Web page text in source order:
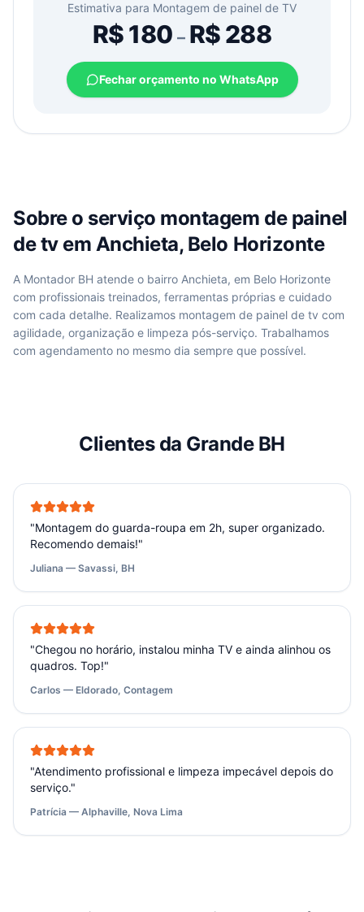
Estimativa para Montagem de painel de TV
R$180 –R$288
Fechar orçamento no WhatsApp
Sobre o serviço montagem de painel
de tvem Anchieta, Belo Horizonte
A Montador BH atende o bairro Anchieta, em Belo Horizonte
com profissionais treinados, ferramentas próprias e cuidado
com cada detalhe. Realizamos montagem de painel de tv com
agilidade, organização e limpeza pós-serviço. Trabalhamos
com agendamento no mesmo dia sempre que possível.
Clientes da Grande BH
"Montagem do guarda-roupa em 2h, super organizado.
Recomendo demais!"
Juliana — Savassi, BH
"Chegou no horário, instalou minha TV e ainda alinhou os
quadros. Top!"
Carlos — Eldorado, Contagem
"Atendimento profissional e limpeza impecável depois do
serviço."
Patrícia — Alphaville, Nova Lima